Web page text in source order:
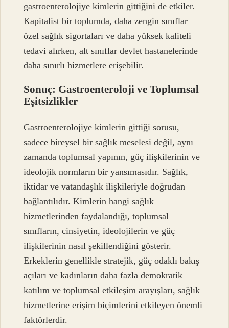
gastroenterolojiye kimlerin gittiğini de etkiler.
Kapitalist bir toplumda, daha zengin sınıflar
özel sağlık sigortaları ve daha yüksek kaliteli
tedavi alırken, alt sınıflar devlet hastanelerinde
daha sınırlı hizmetlere erişebilir.
Sonuç: Gastroenteroloji ve Toplumsal
Eşitsizlikler
Gastroenterolojiye kimlerin gittiği sorusu,
sadece bireysel bir sağlık meselesi değil, aynı
zamanda toplumsal yapının, güç ilişkilerinin ve
ideolojik normların bir yansımasıdır. Sağlık,
iktidar ve vatandaşlık ilişkileriyle doğrudan
bağlantılıdır. Kimlerin hangi sağlık
hizmetlerinden faydalandığı, toplumsal
sınıfların, cinsiyetin, ideolojilerin ve güç
ilişkilerinin nasıl şekillendiğini gösterir.
Erkeklerin genellikle stratejik, güç odaklı bakış
açıları ve kadınların daha fazla demokratik
katılım ve toplumsal etkileşim arayışları, sağlık
hizmetlerine erişim biçimlerini etkileyen önemli
faktörlerdir.